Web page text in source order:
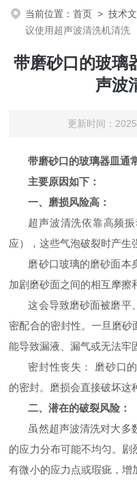
当前位置：首页 >技术
议使用超声波清洗机清洗
带磨砂口的玻璃
声波
更新时间：
带磨砂口的玻璃器皿通
主要原因如下：
一、 磨损风险高：
超声波清洗依靠高频
应），这些气泡破裂时产生
磨砂口玻璃的磨砂面本
加剧磨砂面之间的相互摩擦
这会导致磨砂面被磨平
密配合的密封性。一旦磨
能导致漏液、漏气或无法牢
密封性丧失：
磨砂口
的密封。磨损会直接破坏这
二、潜在的破裂风险：
虽然超声波清洗对大多
的应力分布可能不均匀。剧
有微小的应力点或瑕疵，增